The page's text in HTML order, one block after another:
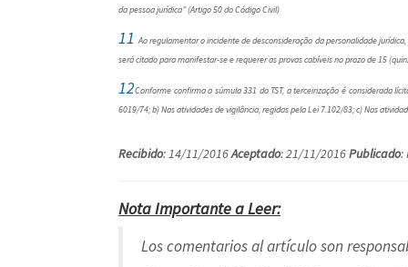
da pessoa jurídica” (Artigo 50 do Código Civil)
11Ao regulamentar o incidente de desconsideração da personalidade
será citado para manifestar-se e requerer as provas cabíveis no prazo de 15
12Conforme confirma a súmula 331 do TST, a terceirização é considerada
6019/74; b) Nas atividades de vigilância, regidas pela Lei 7.102/83; c) Nas
Recibido: 14/11/2016Aceptado: 21/11/2016Publicado:
Nota Importante a Leer:
Los comentarios al artículo son